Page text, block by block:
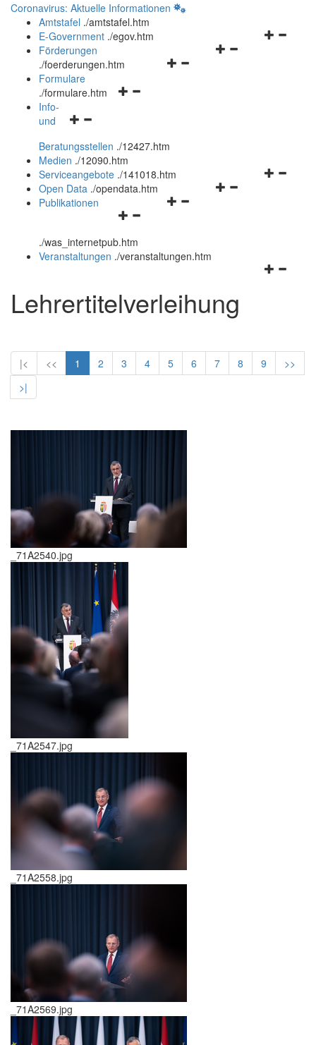
Coronavirus: Aktuelle Informationen
Amtstafel ./amtstafel.htm
Navigationsmenü
E-Government ./egov.htm
Navigationsmenü
Förderungen
./foerderungen.htm
Navigationsmenü
Formulare
./formulare.htm
Navigationsmenü
und
schließen
Info-
und
Beratungsstellen ./12427.htm
Medien ./12090.htm
Navigationsmenü
Serviceangebote ./141018.htm
Navigationsmenü
Open Data ./opendata.htm
Navigationsmenü
und
schließen
Publikationen
./was_internetpub.htm
Veranstaltungen ./veranstaltungen.htm
Lehrertitelverleihung
|< << 1 2 3 4 5 6 7 8 9
>>
>|
_71A2540.jpg
_71A2547.jpg
_71A2558.jpg
_71A2569.jpg